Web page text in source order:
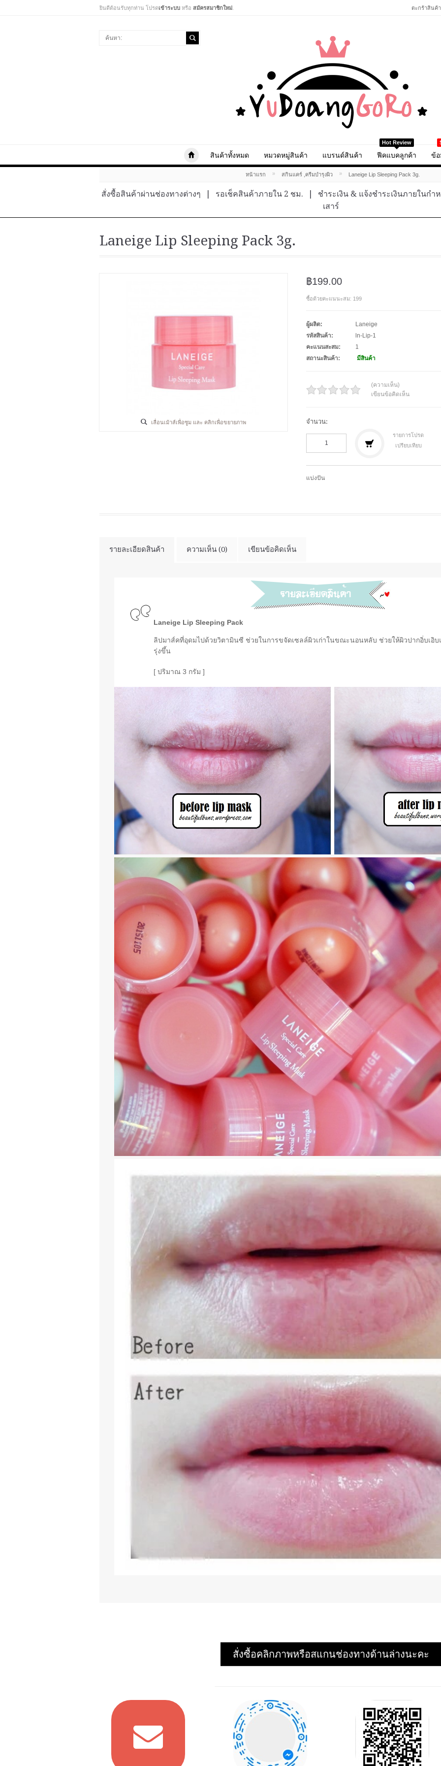
ยินดีต้อนรับทุกท่าน โปรดเข้าระบบ หรือ สมัครสมาชิกใหม่ ตะกร้าสินค้า
สินค้าทั้งหมด หมวดหมู่สินค้า แบรนด์สินค้า
Hot Review
ฟีคแบคลูกค้า ข้อ
หน้าแรก » สกินแคร์ ,ครีมบำรุงผิว » Laneige Lip Sleeping Pack 3g.
สั่งซื้อสินค้าผ่านช่องทางต่างๆ รอเช็คสินค้าภายใน 2 ชม. ชำระเงิน & แจ้งชำระเงินภายในกำ
เสาร์
Laneige Lip Sleeping Pack 3g.
เลื่อนเม้าส์เพื่อซูม และ คลิกเพื่อขยายภาพ
฿199.00
ซื้อด้วยคะแนนะสม: 199
ผู้ผลิต:
Laneige
รหัสสินค้า:
ln-Lip-1
คะแนนสะสม:
1
สถานะสินค้า:
มีสินค้า
(ความเห็น)
เขียนข้อคิดเห็น
จำนวน:
รายการโปรด
เปรียบเทียบ
แบ่งปัน
รายละเอียดสินค้า ความเห็น (0) เขียนข้อคิดเห็น
Laneige Lip Sleeping Pack
ลิปมาส์คที่อุดมไปด้วยวิตามินซี ช่วยในการขจัดเซลล์ผิวเก่าในขณะนอนหลับ ช่วยให้ผิวปากอิ่บเอิบ
รุ่งขึ้น
[ ปริมาณ 3 กรัม ]
สั่งซื้อคลิกภาพหรือสแกนช่องทางด้านล่างนะคะ